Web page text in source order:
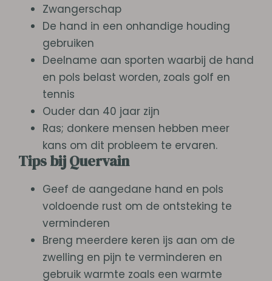
Zwangerschap
De hand in een onhandige houding
gebruiken
Deelname aan sporten waarbij de hand
en pols belast worden, zoals golf en
tennis
Ouder dan 40 jaar zijn
Ras; donkere mensen hebben meer
kans om dit probleem te ervaren.
Tips bij Quervain
Geef de aangedane hand en pols
voldoende rust om de ontsteking te
verminderen
Breng meerdere keren ijs aan om de
zwelling en pijn te verminderen en
gebruik warmte zoals een warmte